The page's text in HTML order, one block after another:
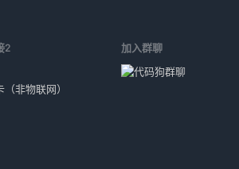
2
非物联网）
加入群聊